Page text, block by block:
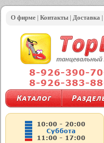
О фирме | Контакты | Доставка |